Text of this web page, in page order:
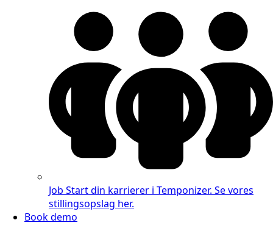
Job Start din karrierer i Temponizer. Se vores
stillingsopslag her.
Book demo